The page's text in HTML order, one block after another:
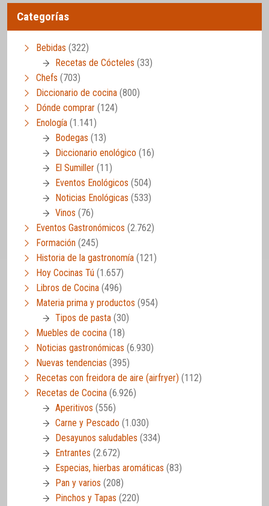
Categorías
Bebidas (322)
Recetas de Cócteles (33)
Chefs (703)
Diccionario de cocina (800)
Dónde comprar (124)
Enología (1.141)
Bodegas (13)
Diccionario enológico (16)
El Sumiller (11)
Eventos Enológicos (504)
Noticias Enológicas (533)
Vinos (76)
Eventos Gastronómicos (2.762)
Formación (245)
Historia de la gastronomía (121)
Hoy Cocinas Tú (1.657)
Libros de Cocina (496)
Materia prima y productos (954)
Tipos de pasta (30)
Muebles de cocina (18)
Noticias gastronómicas (6.930)
Nuevas tendencias (395)
Recetas con freidora de aire (airfryer) (112)
Recetas de Cocina (6.926)
Aperitivos (556)
Carne y Pescado (1.030)
Desayunos saludables (334)
Entrantes (2.672)
Especias, hierbas aromáticas (83)
Pan y varios (208)
Pinchos y Tapas (220)